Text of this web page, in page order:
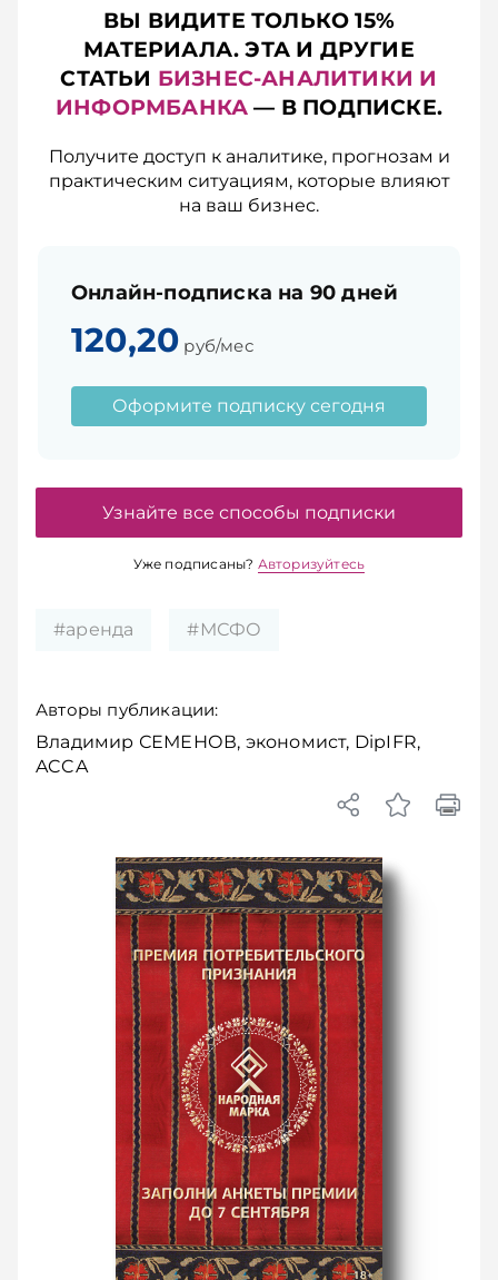
ВЫ ВИДИТЕ ТОЛЬКО 15%
МАТЕРИАЛА. ЭТА И ДРУГИЕ
СТАТЬИ БИЗНЕС-АНАЛИТИКИ И
ИНФОРМБАНКА — В ПОДПИСКЕ.
Получите доступ к аналитике, прогнозам и
практическим ситуациям, которые влияют
на ваш бизнес.
Онлайн-подписка на 90 дней
120,20 руб/мес
Оформите подписку сегодня
Узнайте все способы подписки
Уже подписаны? Авторизуйтесь
#аренда #МСФО
Авторы публикации:
Владимир СЕМЕНОВ, экономист, DipIFR,
ACCA